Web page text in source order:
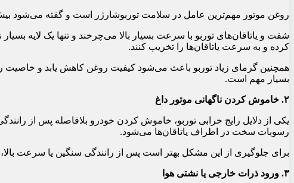
روغن موتور مهم‌ترین عامل در سلامت توربوشارژر است و گفته می‌شود بیش از ۹۰ درصد خرابی‌های توربو به مشکلات روغن مربوط
شفت و یاتاقان‌های توربو با سرعت بسیار بالا می‌چرخند و تنها یک لایه
کرده و به سرعت یاتاقان‌ها را تخریب کنند.
همچنین گرمای زیاد توربو باعث می‌شود کیفیت روغن کاهش یابد و خاصیت
بسیار مهم است.
۲. خاموش کردن ناگهانی موتور داغ
یکی از دلایل رایج خرابی توربو، خاموش کردن خودرو بلافاصله پس از
رسوبات سخت در اطراف یاتاقان‌ها می‌شود.
برای جلوگیری از این مشکل بهتر است پس از رانندگی سنگین یا سرعت بالا،
۳. ورود ذرات خارجی یا نشتی هوا